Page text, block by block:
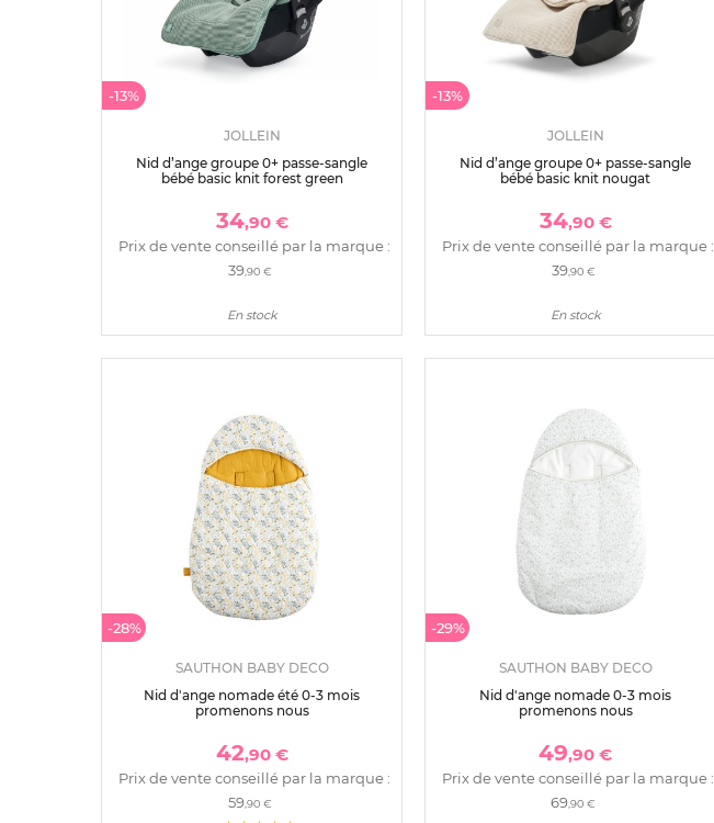
-13%
JOLLEIN
Nid d’ange groupe 0+ passe-sangle
bébé basic knit forest green
34,90 €
Prix de vente conseillé par la marque :
39,90 €
En stock
-13%
JOLLEIN
Nid d’ange groupe 0+ passe-sangle
bébé basic knit nougat
34,90 €
Prix de vente conseillé par la marque :
39,90 €
En stock
-28%
SAUTHON BABY DECO
Nid d'ange nomade été 0-3 mois
promenons nous
42,90 €
Prix de vente conseillé par la marque :
59,90 €
-29%
SAUTHON BABY DECO
Nid d'ange nomade 0-3 mois
promenons nous
49,90 €
Prix de vente conseillé par la marque :
69,90 €